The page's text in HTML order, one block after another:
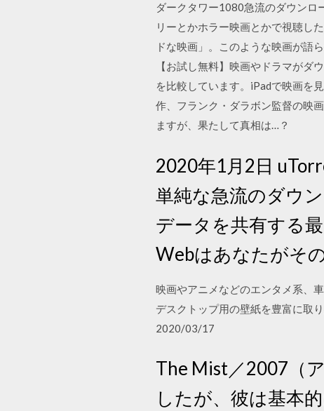
ダークタワー1080急流のダウンロ
リーとかホラー映画とかで視聴し
ドな映画」。このような映画が語
【お試し無料】映画やドラマがダ
を比較しています。iPadで映画を
作、フランク・ダラボン監督の映
ますが、果たして真相は…？
2020年1月2日
単純な急流のダウ
データを共有する
Webはあなたがそ
映画やアニメなどのエンタメ系、
デスクトップ用の壁紙を豊富に取
2020/03/17
The Mist／2007（
したが、彼は基本